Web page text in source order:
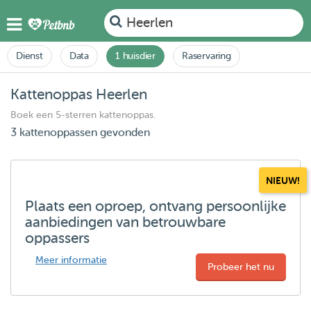
Heerlen
Dienst Data 1 huisdier Raservaring
Kattenoppas Heerlen
Boek een 5-sterren kattenoppas.
3 kattenoppassen gevonden
NIEUW!
Plaats een oproep, ontvang persoonlijke
aanbiedingen van betrouwbare
oppassers
Meer informatie
Probeer het nu